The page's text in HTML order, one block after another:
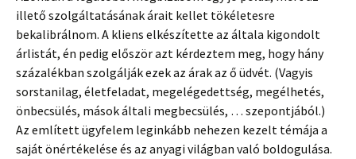
illető szolgáltatásának árait kellet tökéletesre
bekalibrálnom. A kliens elkészítette az általa kigondolt
árlistát, én pedig először azt kérdeztem meg, hogy hány
százalékban szolgálják ezek az árak az ő üdvét. (Vagyis
sorstanilag, életfeladat, megelégedettség, megélhetés,
önbecsülés, mások általi megbecsülés, … szepontjából.)
Az említett ügyfelem leginkább nehezen kezelt témája a
saját önértékelése és az anyagi világban való boldogulása.